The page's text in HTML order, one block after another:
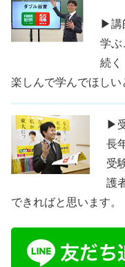
▶講
学
続く
楽しんで学んでほしい
▶
長
受
護
できればと思います。